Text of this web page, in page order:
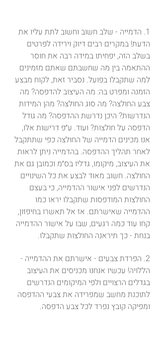
1. הדמייה - שלב חשוב וחשוב לתת עליו את
הדעת! במקרים רבים דיוק וירידה לפרטים
בשלב הזה, יפחיתו במידה רבה את חוסר
ההתאמה בין מה שחשבתם שאתם מזמינים
למה שתקבלו בפועל. נסביר זאת, לקוח מבצע
הזמנה ומפרט בה: מה העיצוב להדפסה? מה
צבע החולצה? מה סוג החולצה? מהן המידות
הנדרשות? היכן נדרשת ההדפסה? מה גודל
הדפסה על חולצות? ועוד. ע״פ דרישות אלו,
אנו מכינים הדמייה של החולצה כפי שתתקבל
לאחר תהליך ההדפסה. בהדמייה ניתן לראות
את העיצוב, מיקומו, גדליו בס״מ וכמובן גם את
החולצה. חשוב מאוד לבצע את כל השינויים
הנדרשים לפני אישור ההדמייה, כי בעצם
החולצות המודפסות שתקבלו יראו כמו
ההדמייה שאישרתם. אז אל תאשרו בחיפזון,
קחו עוד כמה רגעים, שבו על אישור ההדמייה
בנחת - כך תיראנה החולצות שתקבלו.
2. הפרדת צבעים - אישרתם את ההדמייה -
הללויה! עכשיו אנחנו מכניסים את העיצוב
בגדלים הרצויים ולפי המיקומים הנדרשים
לתוכנת מחשב שמפרידה את צבעי ההדפסה
ומפיקה קובץ נפרד לכל צבע הדפסה.